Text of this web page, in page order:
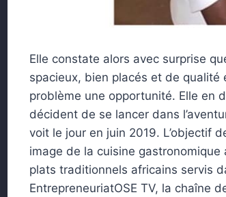
Elle constate alors avec surprise
spacieux, bien placés et de
problème une opportunité. Elle en
décident de se lancer dans
voit le jour en juin 2019. L’objectif
image de la cuisine
plats traditionnels africains servis
EntrepreneuriatOSE TV, la chaîne